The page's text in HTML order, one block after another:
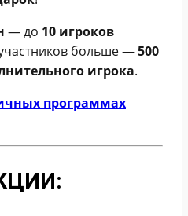
— до 10 игроков
больше —500
игрока.
программах